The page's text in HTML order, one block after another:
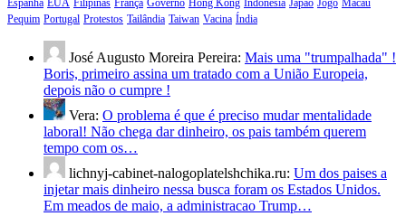
Espanha EUA Filipinas França Governo Hong Kong Indonésia Japão Jogo Macau
Pequim Portugal Protestos Tailândia Taiwan Vacina Índia
José Augusto Moreira Pereira: Mais uma "trumpalhada" !
Boris, primeiro assina um tratado com a União Europeia,
depois não o cumpre !
Vera: O problema é que é preciso mudar mentalidade
laboral! Não chega dar dinheiro, os pais também querem
tempo com os…
lichnyj-cabinet-nalogoplatelshchika.ru: Um dos paises a
injetar mais dinheiro nessa busca foram os Estados Unidos.
Em meados de maio, a administracao Trump…